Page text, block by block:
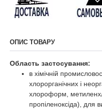
ОПИС ТОВАРУ
Область застосування:
в хімічній
хлорорганічних і
хлороформ,
пропіленоксіда), для